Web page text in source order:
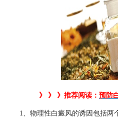
》 》 》推荐阅读： 预防
1、物理性白癜风的诱因包括两